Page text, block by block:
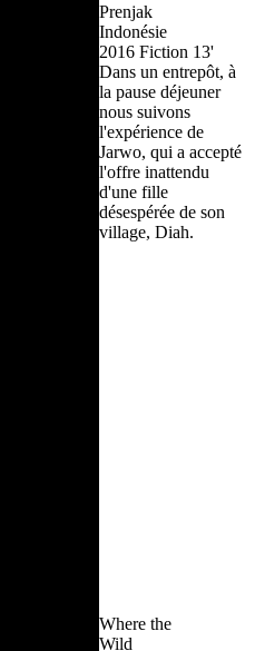
Prenjak
Indonésie
2016 Fiction 13'
Dans un entrepôt, à
la pause déjeuner
nous suivons
l'expérience de
Jarwo, qui a accepté
l'offre inattendu
d'une fille
désespérée de son
village, Diah.
Where the
Wild